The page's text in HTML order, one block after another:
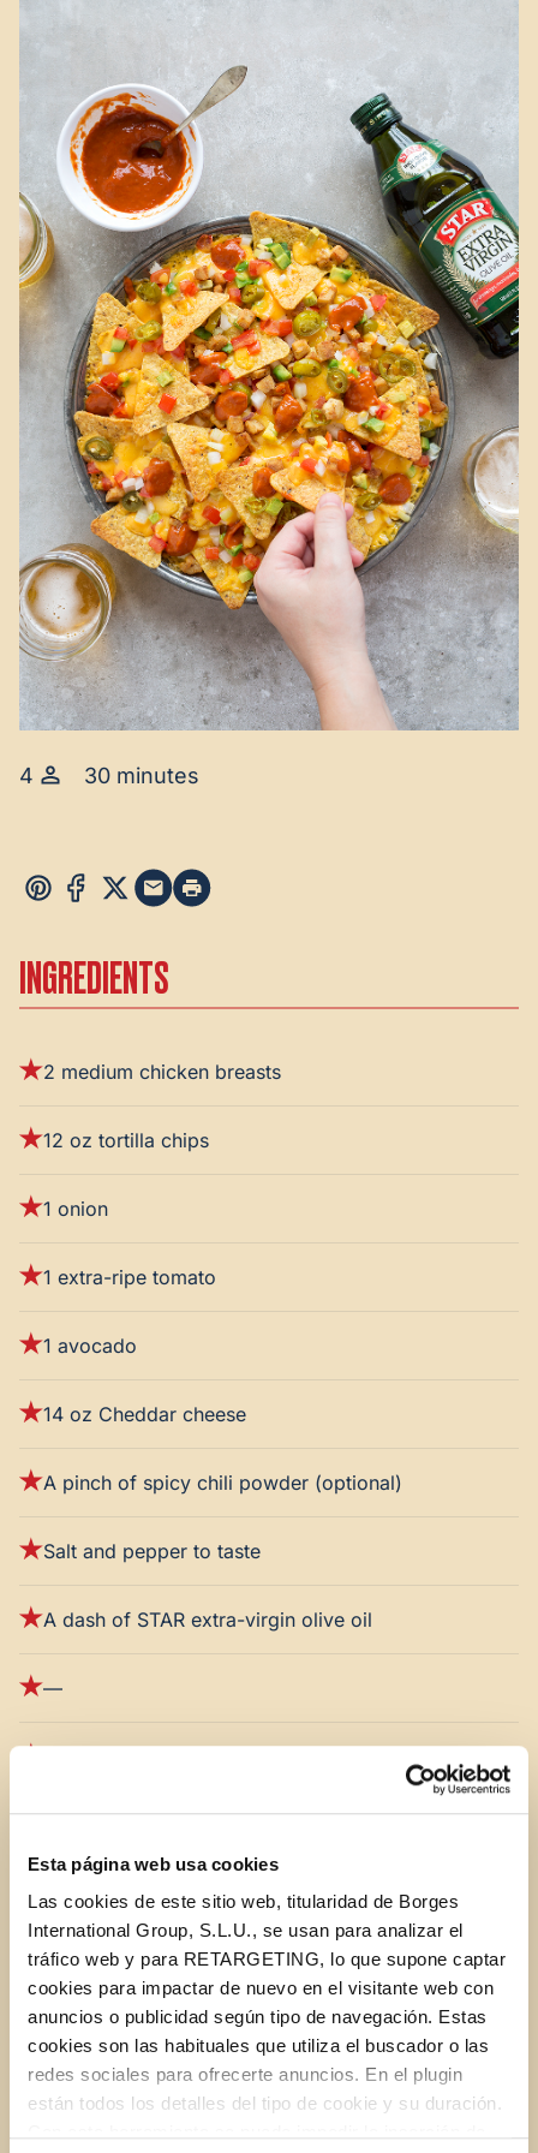
Esta página web usa cookies
Las cookies de este sitio web, titularidad de Borges
International Group, S.L.U., se usan para analizar el
tráfico web y para RETARGETING, lo que supone captar
cookies para impactar de nuevo en el visitante web con
anuncios o publicidad según tipo de navegación. Estas
cookies son las habituales que utiliza el buscador o las
redes sociales para ofrecerte anuncios. En el plugin
están todos los detalles del tipo de cookie y su duración.
4 30 minutes
INGREDIENTS
2 medium chicken breasts
12 oz tortilla chips
1 onion
1 extra-ripe tomato
1 avocado
14 oz Cheddar cheese
A pinch of spicy chili powder (optional)
Salt and pepper to taste
A dash of STAR extra-virgin olive oil
—
3 cloves of garlic
½ green pepper
½ red pepper
1 cup of ketchup